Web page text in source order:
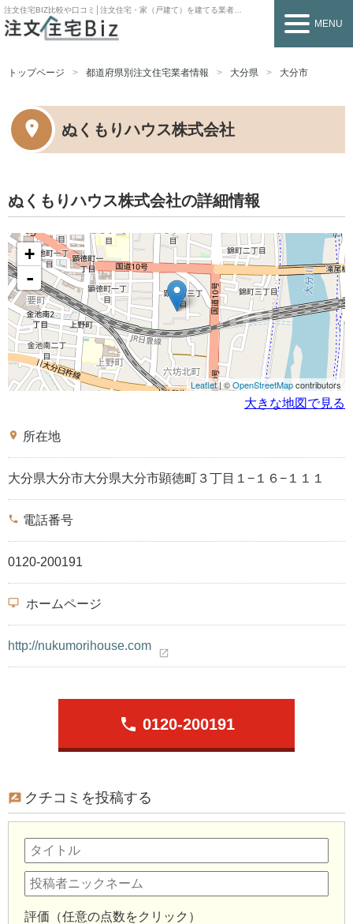
注文住宅BIZ比較や口コミ│注文住宅・家（戸建て）を建てる業者を探すなら
MENU
トップページ 都道府県別注文住宅業者情報 大分県 大分市
ぬくもりハウス株式会社
ぬくもりハウス株式会社の詳細情報
+
-
Leaflet| ©OpenStreetMapcontributors
大きな地図で見る
place 所在地
大分県大分市大分県大分市顕徳町３丁目１−１６−１１１
phone 電話番号
0120-200191
desktop_windows ホームページ
http://nukumorihouse.com
open_in_new
phone 0120-200191
クチコミを投稿する
評価（任意の点数をクリック）